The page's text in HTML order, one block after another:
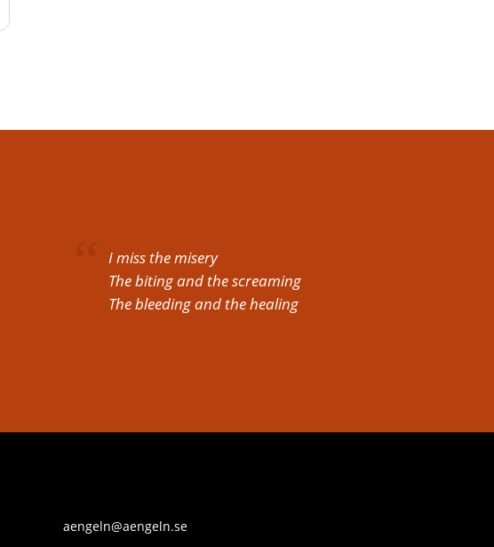
I miss the misery
The biting and the screaming
The bleeding and the healing
aengeln@aengeln.se